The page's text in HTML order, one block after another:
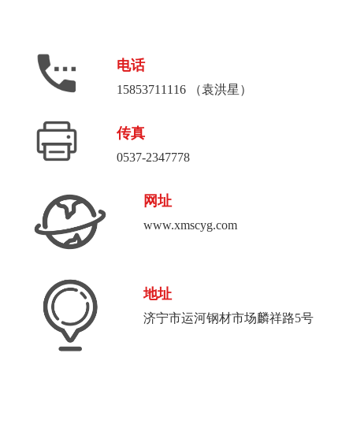
电话
15853711116 （袁洪星）
传真
0537-2347778
网址
www.xmscyg.com
地址
济宁市运河钢材市场麟祥路5号